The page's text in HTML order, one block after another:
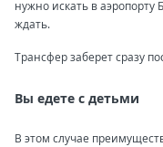
нужно искать в аэропорту
ждать.
Трансфер заберет сразу
Вы едете с детьми
В этом случае